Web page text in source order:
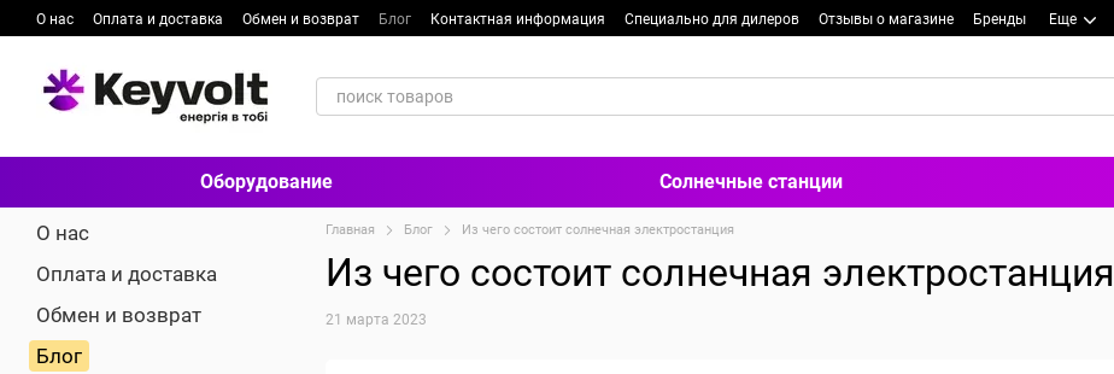
Перейти к основному контенту
О нас Оплата и доставка Обмен и возврат Блог Контактная информация Специально для дилеров Отзывы о магазине Бренды Еще
Оборудование Солнечные станции
Главная Блог Из чего состоит солнечная электростанция
Из чего состоит солнечная электростанция
21 марта 2023
О нас
Оплата и доставка
Обмен и возврат
Блог